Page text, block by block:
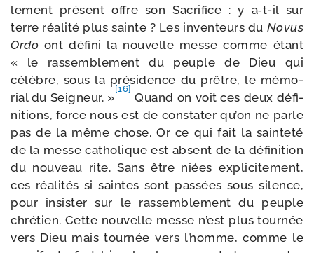
le­ment pré­sent offre son Sacrifice : y a‑t-​il sur
terre réa­li­té plus sainte ? Les inven­teurs du Novus
Ordo ont défi­ni la nou­velle messe comme étant
« le ras­sem­ble­ment du peuple de Dieu qui
célèbre, sous la pré­si­dence du prêtre, le mémo­
rial du Seigneur. »
[16]
Quand on voit ces deux défi­
ni­tions, force nous est de consta­ter qu’on ne parle
pas de la même chose. Or ce qui fait la sain­te­té
de la messe catho­lique est absent de la défi­ni­tion
du nou­veau rite. Sans être niées expli­ci­te­ment,
ces réa­li­tés si saintes sont pas­sées sous silence,
pour insis­ter sur le ras­sem­ble­ment du peuple
chré­tien. Cette nou­velle messe n’est plus tour­née
vers Dieu mais tour­née vers l’homme, comme le